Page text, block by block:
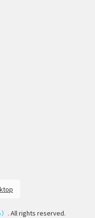
. All rights reserved.